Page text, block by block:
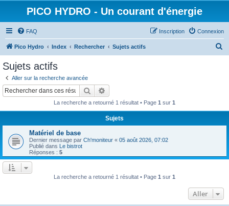
PICO HYDRO - Un courant d'énergie
FAQ Connexion
Inscription
Pico Hydro Index Rechercher Sujets actifs
r
Sujets actifs
Aller sur la recherche avancée
Rechercher
La recherche a retourné 1 résultat • Page 1 sur 1
Sujets
Matériel de base
Dernier message par Ch'moniteur « 05 août 2026, 07:02
Publié dans Le bistrot
Réponses : 5
La recherche a retourné 1 résultat • Page 1 sur 1
Aller